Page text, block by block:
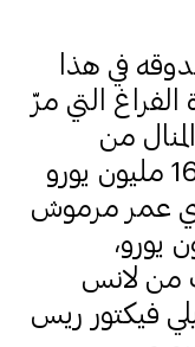
في هذا
الفراغ التي مرّ
من
الجميع، فأنفق ما يقرب من 160 مليون يورو
عمر مرموش
75 مليون يورو،
من لانس
فيكتور ريس